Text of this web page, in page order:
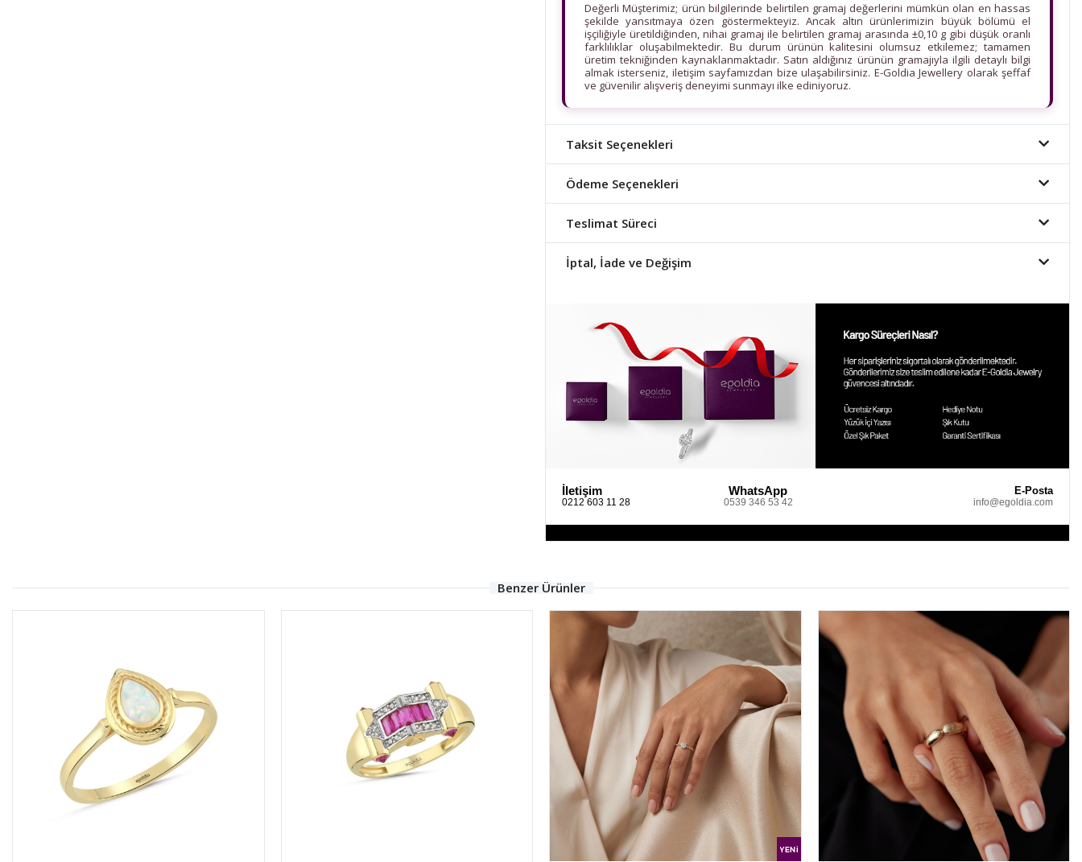
Değerli Müşterimiz; ürün bilgilerinde belirtilen gramaj değerlerini mümkün olan en hassas
şekilde yansıtmaya özen göstermekteyiz. Ancak altın ürünlerimizin büyük bölümü el
işçiliğiyle üretildiğinden, nihai gramaj ile belirtilen gramaj arasında ±0,10 g gibi düşük oranlı
farklılıklar oluşabilmektedir. Bu durum ürünün kalitesini olumsuz etkilemez; tamamen
üretim tekniğinden kaynaklanmaktadır. Satın aldığınız ürünün gramajıyla ilgili detaylı bilgi
almak isterseniz, iletişim sayfamızdan bize ulaşabilirsiniz. E-Goldia Jewellery olarak şeffaf
ve güvenilir alışveriş deneyimi sunmayı ilke ediniyoruz.
Taksit Seçenekleri
Ödeme Seçenekleri
Teslimat Süreci
İptal, İade ve Değişim
İletişim
0212 603 11 28
WhatsApp
0539 346 53 42
E-Posta
info@egoldia.com
Benzer Ürünler